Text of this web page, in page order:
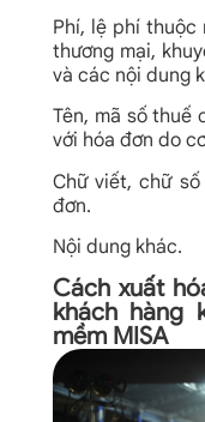
Phí, lệ phí thuộc
thương mại,
và các nội dung
Tên, mã số thuế
với hóa đơn do
Chữ viết, chữ
đơn.
Nội dung khác.
Cách xuất
khách hàng
mềm MISA